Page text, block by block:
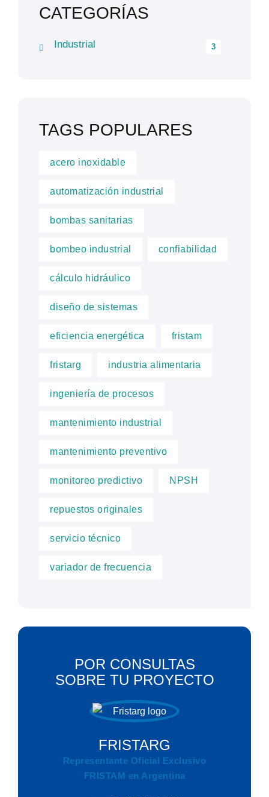
CATEGORÍAS
Industrial 3
TAGS POPULARES
acero inoxidable
automatización industrial
bombas sanitarias
bombeo industrial confiabilidad
cálculo hidráulico
diseño de sistemas
eficiencia energética fristam
fristarg industria alimentaria
ingeniería de procesos
mantenimiento industrial
mantenimiento preventivo
monitoreo predictivo NPSH
repuestos originales
servicio técnico
variador de frecuencia
POR CONSULTAS
SOBRE TU PROYECTO
FRISTARG
Representante Oficial Exclusivo
FRISTAM en Argentina